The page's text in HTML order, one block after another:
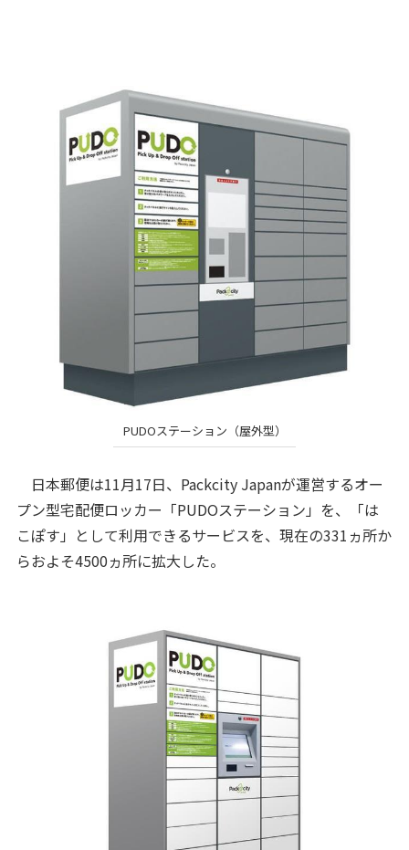
PUDOステーション（屋外型）
日本郵便は11月17日、Packcity Japanが運営するオー
プン型宅配便ロッカー「PUDOステーション」を、「は
こぽす」として利用できるサービスを、現在の331ヵ所か
らおよそ4500ヵ所に拡大した。